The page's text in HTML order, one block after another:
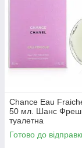
Chance Eau
50 мл. Шанс
туалетна
Готово до